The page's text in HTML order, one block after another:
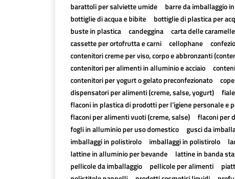
barattoli per salviette umide
barre da imballaggio
bottiglie di acqua e bibite
bottiglie di plastica per
buste in plastica
candeggina carta delle caramelle
cassette per ortofrutta e carni
cellophane
contenitori creme per viso, corpo e abbronzanti
contenitori per alimenti in alluminio e acciaio
contenitori per yogurt o gelato preconfezionato
dispensatori per alimenti (creme, salse, yogurt)
flaconi in plastica di prodotti per l’igiene personale e
flaconi per alimenti vuoti (creme, salse)
flaconi per
fogli in alluminio per uso domestico
gusci da
imballaggi in polistirolo
imballaggi in polistirolo
lattine in alluminio per bevande
lattine in banda
pellicole da imballaggio
pellicole per alimenti